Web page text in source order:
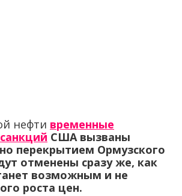
нефти временные
США вызваны
перекрытием Ормузского
отменены сразу же, как
возможным и не
роста цен.